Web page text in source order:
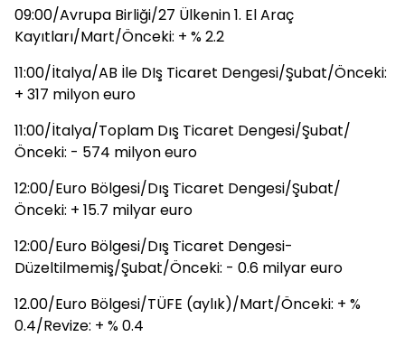
09:00/Avrupa Birliği/27 Ülkenin 1. El Araç
Kayıtları/Mart/Önceki: + % 2.2
11:00/İtalya/AB İle DIş Ticaret Dengesi/Şubat/Önceki:
+ 317 milyon euro
11:00/İtalya/Toplam Dış Ticaret Dengesi/Şubat/
Önceki: - 574 milyon euro
12:00/Euro Bölgesi/Dış Ticaret Dengesi/Şubat/
Önceki: + 15.7 milyar euro
12:00/Euro Bölgesi/Dış Ticaret Dengesi-
Düzeltilmemiş/Şubat/Önceki: - 0.6 milyar euro
12.00/Euro Bölgesi/TÜFE (aylık)/Mart/Önceki: + %
0.4/Revize: + % 0.4